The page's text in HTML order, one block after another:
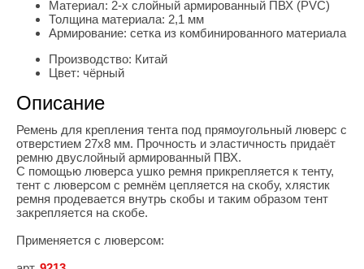
Материал: 2-х слойный армированный ПВХ (PVC)
Толщина материала: 2,1 мм
Армирование: сетка из комбинированного материала
Производство: Китай
Цвет: чёрный
Описание
Ремень для крепления тента под прямоугольный люверс с
отверстием 27х8 мм. Прочность и эластичность придаёт
ремню двуслойный армированный ПВХ.
С помощью люверса ушко ремня прикрепляется к тенту,
тент с люверсом с ремнём цепляется на скобу, хлястик
ремня продевается внутрь скобы и таким образом тент
закрепляется на скобе.
Применяется с люверсом: